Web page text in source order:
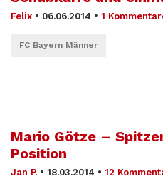
Felix • 06.06.2014 • 1
FC Bayern Männer
Mario Götze –
Position
Jan P. • 18.03.2014 • 12